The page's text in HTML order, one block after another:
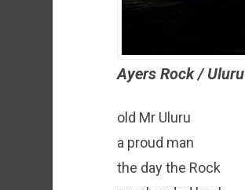
Ayers Rock / Uluru
old Mr Uluru
a proud man
the day the Rock